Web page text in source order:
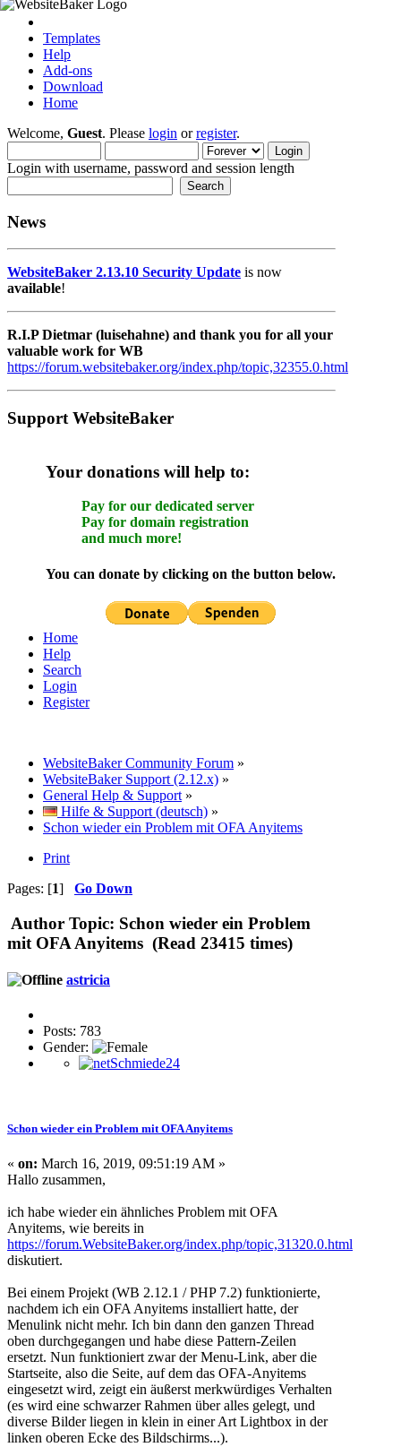
Templates
Help
Add-ons
Download
Home
Welcome, Guest. Please login orregister.
Login with username, password and session length
News
WebsiteBaker 2.13.10 Security Update is now
available!
R.I.P Dietmar (luisehahne) and thank you for all your
valuable work for WB
https://forum.websitebaker.org/index.php/topic,32355.0.html
Support WebsiteBaker
Your donations will help to:
Pay for our dedicated server
Pay for domain registration
and much more!
You can donate by clicking on the button below.
Home
Help
Search
Login
Register
WebsiteBaker Community Forum »
WebsiteBaker Support (2.12.x) »
General Help & Support »
Hilfe & Support (deutsch) »
Schon wieder ein Problem mit OFA Anyitems
Print
Pages: [1] Go Down
Author Topic: Schon wieder ein Problem
mit OFA Anyitems (Read 23415 times)
astricia
Posts: 783
Gender:
Schon wieder ein Problem mit OFA Anyitems
« on: March 16, 2019, 09:51:19 AM »
Hallo zusammen,
ich habe wieder ein ähnliches Problem mit OFA
Anyitems, wie bereits in
https://forum.WebsiteBaker.org/index.php/topic,31320.0.html
diskutiert.
Bei einem Projekt (WB 2.12.1 / PHP 7.2) funktionierte,
nachdem ich ein OFA Anyitems installiert hatte, der
Menulink nicht mehr. Ich bin dann den ganzen Thread
oben durchgegangen und habe diese Pattern-Zeilen
ersetzt. Nun funktioniert zwar der Menu-Link, aber die
Startseite, also die Seite, auf dem das OFA-Anyitems
eingesetzt wird, zeigt ein äußerst merkwürdiges Verhalten
(es wird eine schwarzer Rahmen über alles gelegt, und
diverse Bilder liegen in klein in einer Art Lightbox in der
linken oberen Ecke des Bildschirms...).